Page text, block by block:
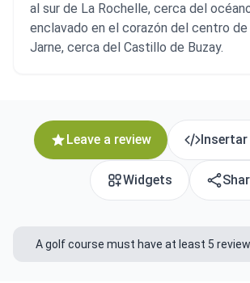
al sur de La Rochelle, cerca del
enclavado en el corazón del centro
Jarne, cerca del Castillo de Buzay.
Leave a review Insertar
Widgets
A golf course must have at least 5